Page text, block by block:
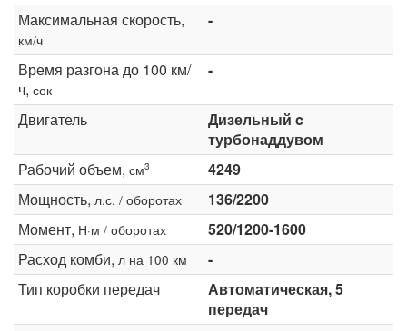
Максимальная скорость,
км/ч
-
Время разгона до 100 км/
ч, сек
-
Двигатель
Дизельный c
турбонаддувом
Рабочий объем, см3
4249
Мощность, л.с. / оборотах
136/2200
Момент, Н·м / оборотах
520/1200-1600
Расход комби, л на 100 км
-
Тип коробки передач
Автоматическая, 5
передач